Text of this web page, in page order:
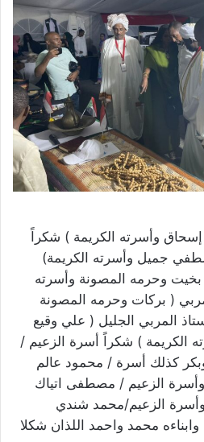
وأسرته الكريمة ) شكراً
جميل وأسرته الكريمة)
بخيت وحرمه المصونة وأسرته
( بركات وحرمه المصونة
المربي الجليل ( علي وقيع
الكريمة ) شكراً أسرة الزعيم /
كذلك أسرة / محمود عالم
وأسرة الزعيم / مصطفى اتياك
الزعيم/محمد شندي
محمد واحمد اللذان شكلا